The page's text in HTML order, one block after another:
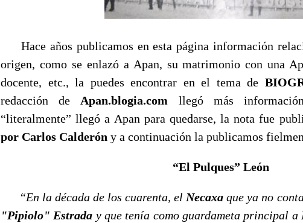
Hace años publicamos en esta página información
origen, como se enlazó a Apan, su matrimonio con una
docente, etc., la puedes encontrar en el tema de
redacción de Apan.blogia.com llegó más
“literalmente” llegó a Apan para quedarse, la nota fue
por Carlos Calderón y a continuación la publicamos
“El Pulques” León
“En la década de los cuarenta, el Necaxaque ya no
"Pipiolo" Estrada y que tenía como guardameta principal a